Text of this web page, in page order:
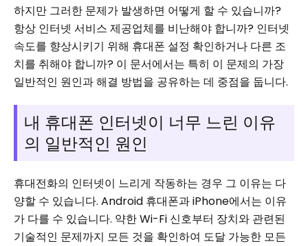
하지만 그러한 문제가 발생하면 어떻게 할 수 있습니까?
항상 인터넷 서비스 제공업체를 비난해야 합니까? 인터넷
속도를 향상시키기 위해 휴대폰 설정 확인하거나 다른 조
치를 취해야 합니까? 이 문서에서는 특히 이 문제의 가장
일반적인 원인과 해결 방법을 공유하는 데 중점을 둡니다.
내 휴대폰 인터넷이 너무 느린 이유
의 일반적인 원인
휴대전화의 인터넷이 느리게 작동하는 경우 그 이유는 다
양할 수 있습니다. Android 휴대폰과 iPhone에서는 이유
가 다를 수 있습니다. 약한 Wi-Fi 신호부터 장치와 관련된
기술적인 문제까지 모든 것을 확인하여 도달 가능한 모든